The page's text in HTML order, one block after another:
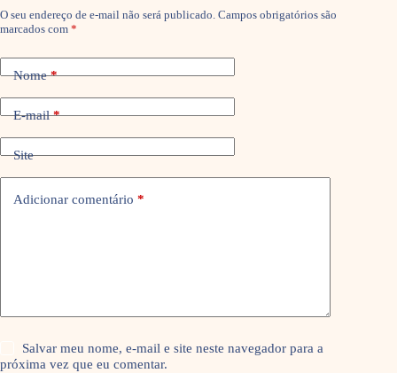
O seu endereço de e-mail não será publicado. Campos obrigatórios são
marcados com *
Nome*
E-mail*
Site
Adicionar comentário *
Salvar meu nome, e-mail e site neste navegador para a
próxima vez que eu comentar.